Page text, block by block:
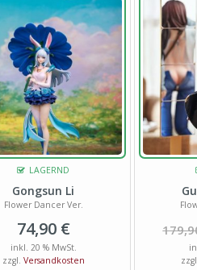
LAGERND
Gongsun Li
Flower Dancer Ver.
74,90 €
inkl. 20 % MwSt.
zzgl. Versandkosten